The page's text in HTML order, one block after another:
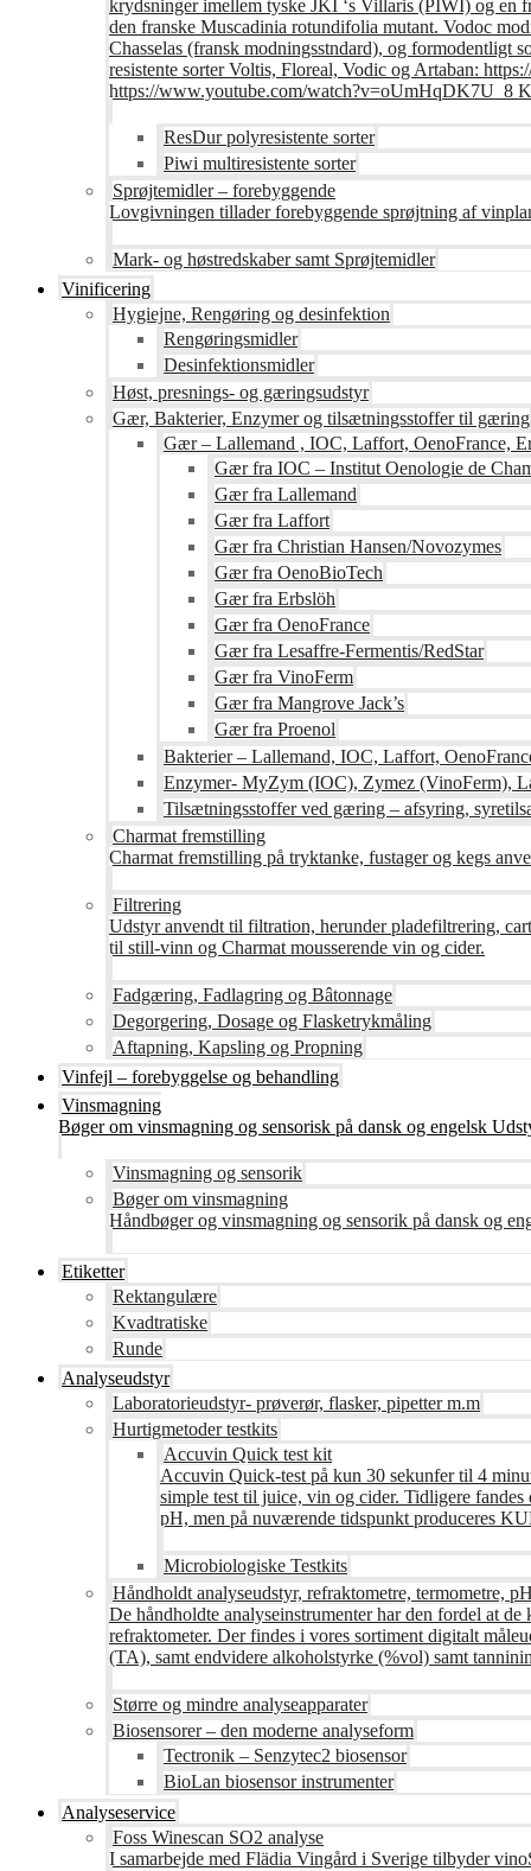
krydsninger imellem tyske JKI ‘s Villaris (PIWI) og en
den franske Muscadinia rotundifolia mutant. Vodoc
Chasselas (fransk modningsstndard), og formodentligt
resistente sorter Voltis, Floreal, Vodic og Artaban:
https://www.youtube.com/watch?v=oUmHqDK7U_8
ResDur polyresistente sorter
Piwi multiresistente sorter
Sprøjtemidler – forebyggende
Lovgivningen tillader forebyggende sprøjtning af
Mark- og høstredskaber samt Sprøjtemidler
Vinificering
Hygiejne, Rengøring og desinfektion
Rengøringsmidler
Desinfektionsmidler
Høst, presnings- og gæringsudstyr
Gær, Bakterier, Enzymer og tilsætningsstoffer til gæring
Gær – Lallemand , IOC, Laffort, OenoFrance,
Gær fra IOC – Institut Oenologie de
Gær fra Lallemand
Gær fra Laffort
Gær fra Christian Hansen/Novozymes
Gær fra OenoBioTech
Gær fra Erbslöh
Gær fra OenoFrance
Gær fra Lesaffre-Fermentis/RedStar
Gær fra VinoFerm
Gær fra Mangrove Jack’s
Gær fra Proenol
Bakterier – Lallemand, IOC, Laffort,
Enzymer- MyZym (IOC), Zymez (VinoFerm),
Tilsætningsstoffer ved gæring – afsyring,
Charmat fremstilling
Charmat fremstilling på tryktanke, fustager og kegs
Filtrering
Udstyr anvendt til filtration, herunder pladefiltrering,
til still-vinn og Charmat mousserende vin og cider.
Fadgæring, Fadlagring og Bâtonnage
Degorgering, Dosage og Flasketrykmåling
Aftapning, Kapsling og Propning
Vinfejl – forebyggelse og behandling
Vinsmagning
Bøger om vinsmagning og sensorisk på dansk og engelsk
Vinsmagning og sensorik
Bøger om vinsmagning
Håndbøger og vinsmagning og sensorik på dansk og
Etiketter
Rektangulære
Kvadtratiske
Runde
Analyseudstyr
Laboratorieudstyr- prøverør, flasker, pipetter m.m
Hurtigmetoder testkits
Accuvin Quick test kit
Accuvin Quick-test på kun 30 sekunfer til 4
simple test til juice, vin og cider. Tidligere
pH, men på nuværende tidspunkt produceres
Microbiologiske Testkits
Håndholdt analyseudstyr, refraktometre, termometre,
De håndholdte analyseinstrumenter har den fordel at
refraktometer. Der findes i vores sortiment digitalt
(TA), samt endvidere alkoholstyrke (%vol) samt
Større og mindre analyseapparater
Biosensorer – den moderne analyseform
Tectronik – Senzytec2 biosensor
BioLan biosensor instrumenter
Analyseservice
Foss Winescan SO2 analyse
I samarbejde med Flädia Vingård i Sverige tilbyder